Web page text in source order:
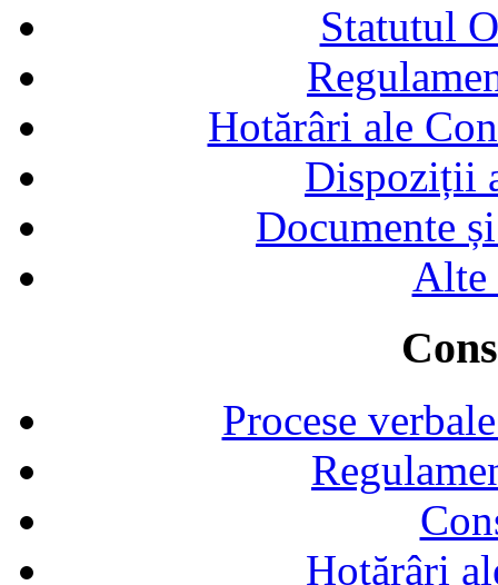
Statutul
Hotărâri ale
Dispoziții
Documente
Alte
Procese
Hotărâri